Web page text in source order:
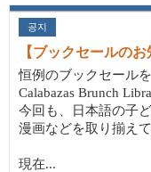
공지
【ブックセールのお
恒例のブックセールを
Calabazas Brunch
今回も、日本語の子
漫画などを取り揃え
現在...